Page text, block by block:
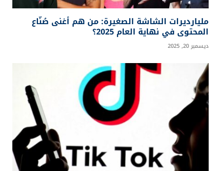
مليارديرات الشاشة الصغيرة: من هم أغنى صُنّاع
المحتوى في نهاية العام 2025؟
ديسمبر 20, 2025